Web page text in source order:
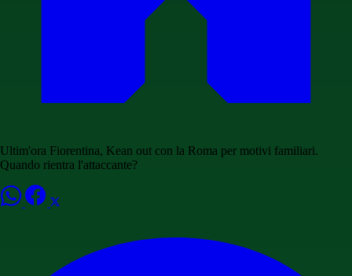
Ultim'ora Fiorentina, Kean out con la Roma per motivi familiari.
Quando rientra l'attaccante?